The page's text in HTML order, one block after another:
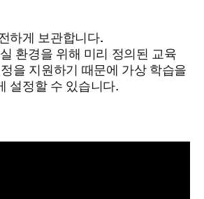
하게 보관합니다.
환경을 위해 미리 정의된 교육
을 지원하기 때문에 가상 학습을
설정할 수 있습니다.